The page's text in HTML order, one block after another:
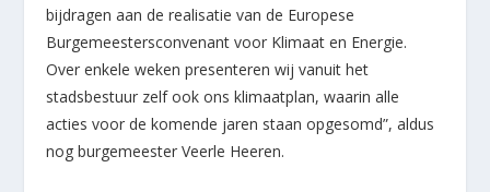
bijdragen aan de realisatie van de Europese
Burgemeestersconvenant voor Klimaat en Energie.
Over enkele weken presenteren wij vanuit het
stadsbestuur zelf ook ons klimaatplan, waarin alle
acties voor de komende jaren staan opgesomd”, aldus
nog burgemeester Veerle Heeren.